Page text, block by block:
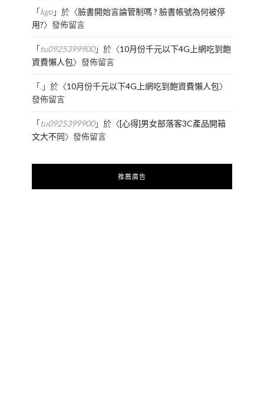
「kgo」於〈臉書開始言論管制嗎 ? 臉書帳號為何被停
用?〉發佈留言
「tu0925399900」於〈10月份千元以下4G上網吃到飽
資費懶人包〉發佈留言
「.」於〈10月份千元以下4G上網吃到飽資費懶人包〉
發佈留言
「tu0925399900」於〈[心得]男女部落客3C產品開箱
文大不同〉發佈留言
推薦廣告